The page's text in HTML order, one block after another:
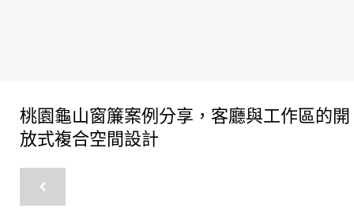
桃園龜山窗簾案例分享，客廳與工作區的開
放式複合空間設計